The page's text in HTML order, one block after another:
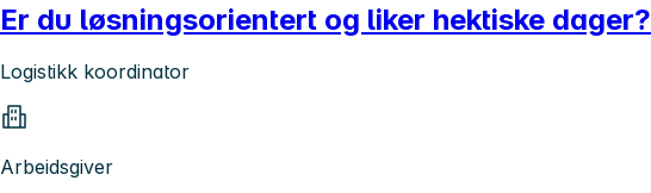
Er du løsningsorientert og liker hektiske dager?
Logistikk koordinator
Arbeidsgiver